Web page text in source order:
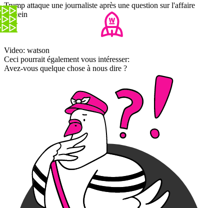
Trump attaque une journaliste après une question sur l'affaire
Epstein
Video: watson
Ceci pourrait également vous intéresser:
Avez-vous quelque chose à nous dire ?